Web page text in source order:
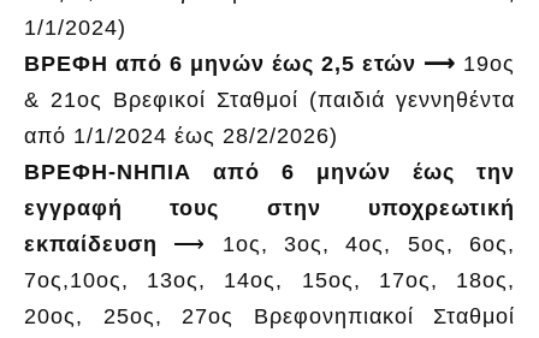
1/1/2024)
ΒΡΕΦΗ από 6 μηνών έως 2,5 ετών ⟶ 19ος
& 21ος Βρεφικοί Σταθμοί (παιδιά γεννηθέντα
από 1/1/2024 έως 28/2/2026)
ΒΡΕΦΗ-ΝΗΠΙΑ από 6 μηνών έως την
εγγραφή τους στην υποχρεωτική
εκπαίδευση ⟶ 1ος, 3ος, 4ος, 5ος, 6ος,
7ος,10ος, 13ος, 14ος, 15ος, 17ος, 18ος,
20ος, 25ος, 27ος Βρεφονηπιακοί Σταθμοί